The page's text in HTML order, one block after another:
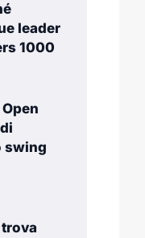
leader
1000
swing